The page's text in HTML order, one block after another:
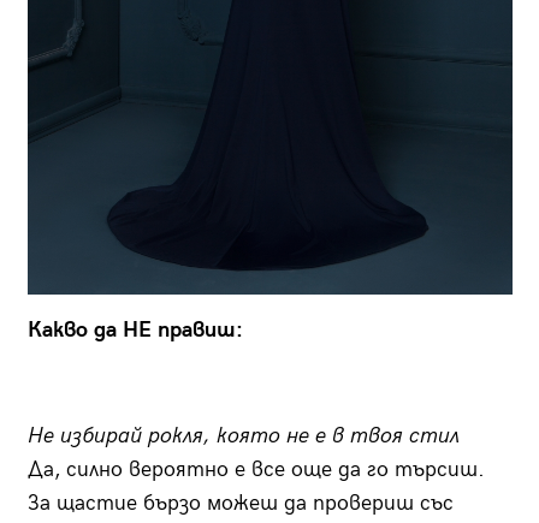
Какво да НЕ правиш:
Не избирай рокля, която не е в твоя стил
Да, силно вероятно е все още да го търсиш.
За щастие бързо можеш да провериш със